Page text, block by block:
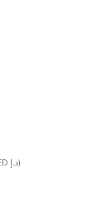
Emiratos Árabes Unidos (AED د.إ)